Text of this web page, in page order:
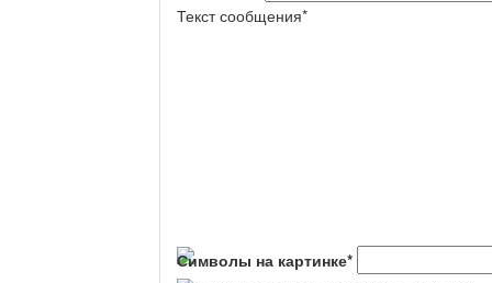
Текст сообщения*
Символы на картинке*